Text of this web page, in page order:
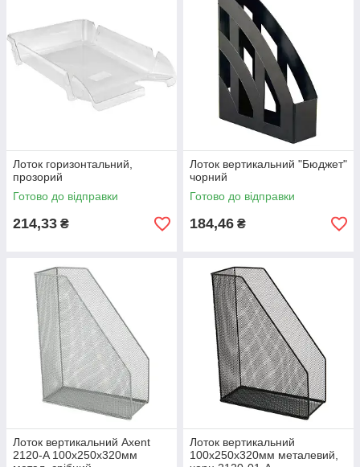
Лоток горизонтальний,
прозорий
Готово до відправки
214,33 ₴
Лоток вертикальний "Бюджет"
чорний
Готово до відправки
184,46 ₴
Лоток вертикальний Axent
2120-A 100х250х320мм
Лоток вертикальний
100х250х320мм металевий,